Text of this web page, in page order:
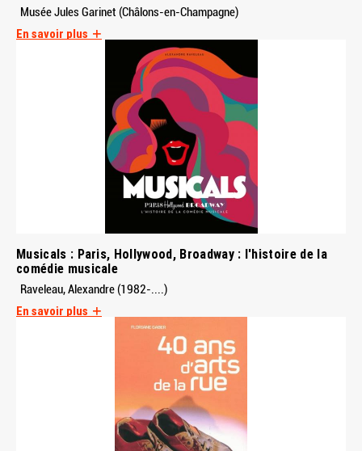
Musée Jules Garinet (Châlons-en-Champagne)
En savoir plus
Musicals : Paris, Hollywood, Broadway : l'histoire de la
comédie musicale
Raveleau, Alexandre (1982-....)
En savoir plus